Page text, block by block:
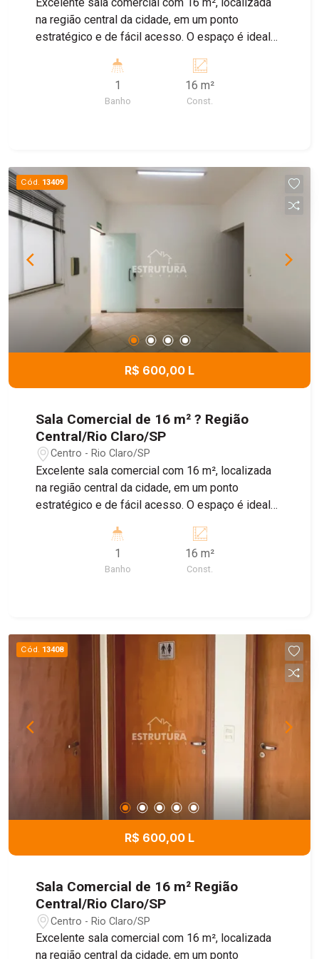
proporcionando um ambiente de conforto e
exclusividade. Para visitas falar com um de
Excelente sala comercial com 16 m², localizada
na região central da cidade, em um ponto
estratégico e de fácil acesso. O espaço é ideal
profissionais liberais, oferecendo um ambiente
funcional e bem localizado. Destaques do imóvel:
* 16 m² de área; * Banheiro privativo; * Excelente
1
Banho
16 m²
Const.
Cód. 13409
R$ 600,00 L
Sala Comercial de 16 m² ? Região
Central/Rio Claro/SP
Centro - Rio Claro/SP
Excelente sala comercial com 16 m², localizada
na região central da cidade, em um ponto
estratégico e de fácil acesso. O espaço é ideal
profissionais liberais, oferecendo um ambiente
funcional e bem localizado. Destaques do imóvel:
* 16 m² de área; * Banheiro privativo; * Excelente
1
Banho
16 m²
Const.
Cód. 13408
R$ 600,00 L
Sala Comercial de 16 m² Região
Central/Rio Claro/SP
Centro - Rio Claro/SP
Excelente sala comercial com 16 m², localizada
na região central da cidade, em um ponto